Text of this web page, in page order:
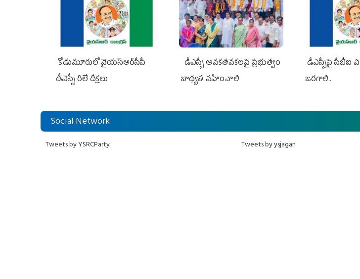
కోడుమూరులో వైయ‌స్ఆర్‌సీపీ
డీఎస్సీ రిలే దీక్షలు
డీఎస్సీ అవకతవకలపై ప్రభుత్వం
బాధ్యత వహించాలి
డీఎస్సీపై సీబీఐ
జరగాలి..
Social Network
Tweets by YSRCParty Tweets by ysjagan